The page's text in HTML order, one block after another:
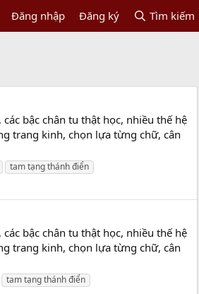
Đăng nhập Đăng ký Tìm kiếm
bậc chân tu thật học, nhiều thế hệ
trang kinh, chọn lựa từng chữ, cân
tam tạng thánh điển
bậc chân tu thật học, nhiều thế hệ
trang kinh, chọn lựa từng chữ, cân
tam tạng thánh điển